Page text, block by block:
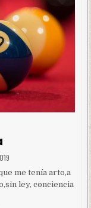
me tenía arto,a
ley, conciencia